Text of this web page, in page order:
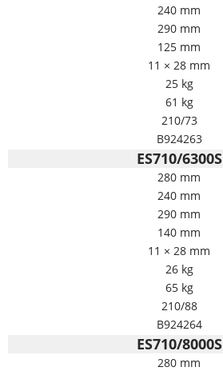
240 mm
290 mm
125 mm
11 × 28 mm
25 kg
61 kg
210/73
B924263
ES710/6300S
280 mm
240 mm
290 mm
140 mm
11 × 28 mm
26 kg
65 kg
210/88
B924264
ES710/8000S
280 mm